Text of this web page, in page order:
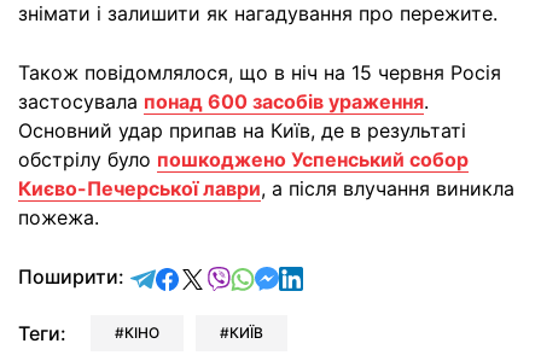
знімати і залишити як нагадування про пережите.
Також повідомлялося, що в ніч на 15 червня Росія
застосувала понад 600 засобів ураження.
Основний удар припав на Київ, де в результаті
обстрілу було пошкоджено Успенський собор
Києво-Печерської лаври, а після влучання виникла
пожежа.
Поширити: відправити у Telegram
поділитись у Facebook
поділитись у X
відправити у Viber
відправити у Whatsapp
відправити у Messenger
відправити у LinkedIn
Теги: КІНО КИЇВ